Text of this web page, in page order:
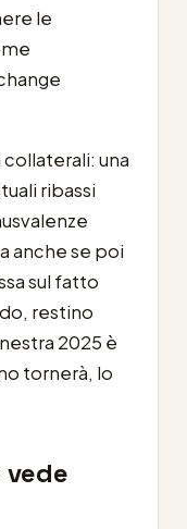
le
una
ribassi
anche se poi
sul fatto
restino
2025 è
tornerà, lo
vede